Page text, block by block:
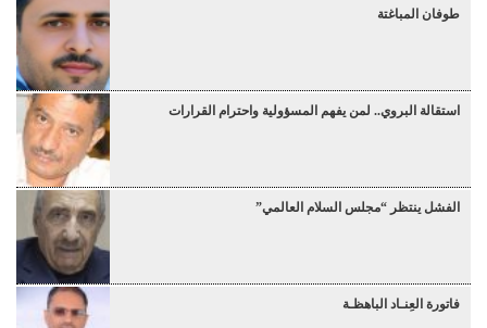
طوفان المباغتة
استقالة البروي.. لمن يفهم المسؤولية واحترام القرارات
الفشل ينتظر “مجلس السلام العالمي”
فاتورة العِنـاد الباهظـة